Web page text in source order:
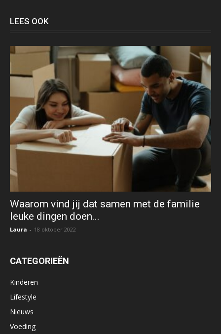
LEES OOK
Waarom vind jij dat samen met de familie
leuke dingen doen...
Laura - 18 oktober 2022
CATEGORIEËN
Kinderen
Lifestyle
Nieuws
Voeding